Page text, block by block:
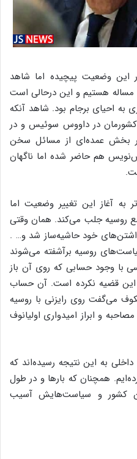
این وضعیت پیچیده اما شاهد
مساله هستیم و این درحالی است
به احیای برجام بود. شاهد آنکه
کشورمان در داووس سوئیس و در
در بخش عمده‌ای از مسائل سخن
هم حاضر شده اما ناگهان
به آغاز این تغییر وضعیت اما
روسیه جلب می‌کند. همان وقتی
خود حاشیه‌ساز شد و… .
روسیه برآشفته می‌شوند
با وجود حسابی که روی آن باز
قضیه نکرده است. آن حساب
می‌گفت روی رایزنی با روسیه
و ابراز امیدواری اولیانوف
به این نتیجه رسیده‌اند که
همچنان که بارها و در طول
کشور و سیاست‌هایش آسیب